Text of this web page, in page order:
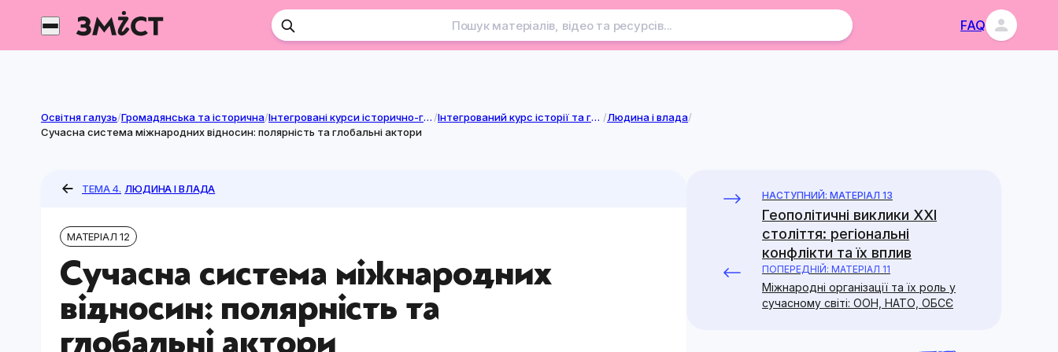
Перейти
FAQ
Освітня галузь/Громадянська та історична/ Інтегровані курси історично-громадянської галузі / Інтегрований курс історії та громадянської освіти. 10-12 класи. (12 клас) /Людина і влада/
Сучасна система міжнародних відносин: полярність та глобальні актори
ТЕМА 4. ЛЮДИНА І ВЛАДА
МАТЕРІАЛ 12
Сучасна система міжнародних
відносин: полярність та
глобальні актори
НАСТУПНИЙ: МАТЕРІАЛ 13
Геополітичні виклики XXI
століття: регіональні
конфлікти та їх вплив
ПОПЕРЕДНІЙ: МАТЕРІАЛ 11
Міжнародні організації та їх роль у
сучасному світі: ООН, НАТО, ОБСЄ